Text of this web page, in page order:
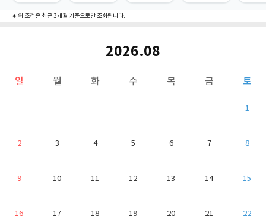
∗ 위 조건은 최근 3개월 기준으로만 조회됩니다.
2026.08
일 월 화 수 목 금 토
1
2 3 4 5 6 7 8
9 10 11 12 13 14 15
16 17 18 19 20 21 22